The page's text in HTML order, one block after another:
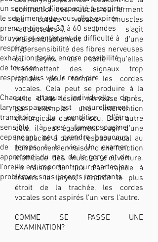
contraction des muscles qui ferment
les cordes vocales (muscles
«adducteurs»). Il s'agit
vraisemblablement d'une
hypersensibilité des fibres nerveuses
du larynx, de sorte qu'elles
transmettent des signaux trop
rapides pour fermer les cordes
vocales. Cela peut se produire à la
suite d'une lésion nerveuse après,
par exemple, une intervention
chirurgicale dans le cou. D'un autre
côté, il peut également s'agir d'une
incapacité à ouvrir l'espace vocal au
bon moment en raison d'une fonction
inefficace des muscles d'ouverture.
En raison du flux d'air rapide à
travers le larynx, l'endroit le plus
étroit de la trachée, les cordes
vocales sont aspirés l'un vers l'autre.
COMME SE PASSE UNE
EXAMINATION?
un sentiment d'incapacité à respirer
le sentiment que vous allez expirer
prend moins de 30 à 60 secondes
bruyant et sentiment de difficulté à
respirer
exhalation facile, encore possibilité
de tousser
respirer plus vite le rend pire
Chaque attaque individuelle de
laryngospasme est naturellement
transitoire. La condition d'être
sensible à ces laryngospasme,
cependant, peut prendre beaucoup
de temps à la vie. Un examen
approfondi du nez, de la gorge et de
l'oreille est important pour écarter les
problèmes sous-jacents importants.